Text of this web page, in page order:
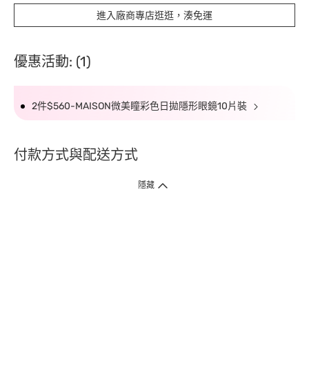
進入廠商專店逛逛，湊免運
優惠活動: (1)
2件$560-MAISON微美瞳彩色日拋隱形眼鏡10片裝
付款方式與配送方式
隱藏